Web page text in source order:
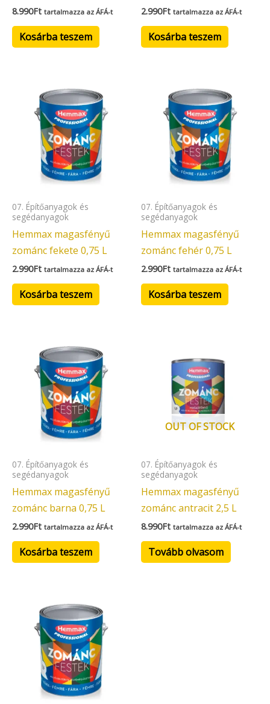
8.990Ft tartalmazza az ÁFÁ-t
Kosárba teszem
2.990Ft tartalmazza az ÁFÁ-t
Kosárba teszem
07. Építőanyagok és
segédanyagok
Hemmax magasfényű
zománc fekete 0,75 L
2.990Ft tartalmazza az ÁFÁ-t
Kosárba teszem
07. Építőanyagok és
segédanyagok
Hemmax magasfényű
zománc fehér 0,75 L
2.990Ft tartalmazza az ÁFÁ-t
Kosárba teszem
07. Építőanyagok és
segédanyagok
Hemmax magasfényű
zománc barna 0,75 L
2.990Ft tartalmazza az ÁFÁ-t
Kosárba teszem
OUT OF STOCK
07. Építőanyagok és
segédanyagok
Hemmax magasfényű
zománc antracit 2,5 L
8.990Ft tartalmazza az ÁFÁ-t
Tovább olvasom